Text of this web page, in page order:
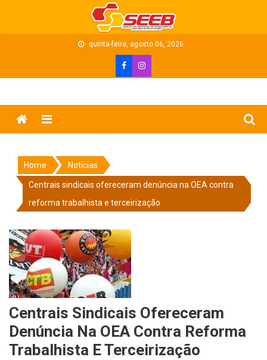
content
quinta-feira, agosto 06, 2026
Menu
Home Notícias
Centrais sindicais ofereceram denúncia na OEA contra
reforma trabalhista e terceirização
Centrais Sindicais Ofereceram
Denúncia Na OEA Contra Reforma
Trabalhista E Terceirização